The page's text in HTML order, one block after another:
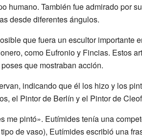
humano. También fue admirado por
desde diferentes ángulos.
que fuera un escultor importante
como Eufronio y Fincias. Estos
que mostraban acción.
indicando que él los hizo y los
el Pintor de Berlín y el Pintor de
pintó». Eutímides tenía una
de vaso), Eutímides escribió una